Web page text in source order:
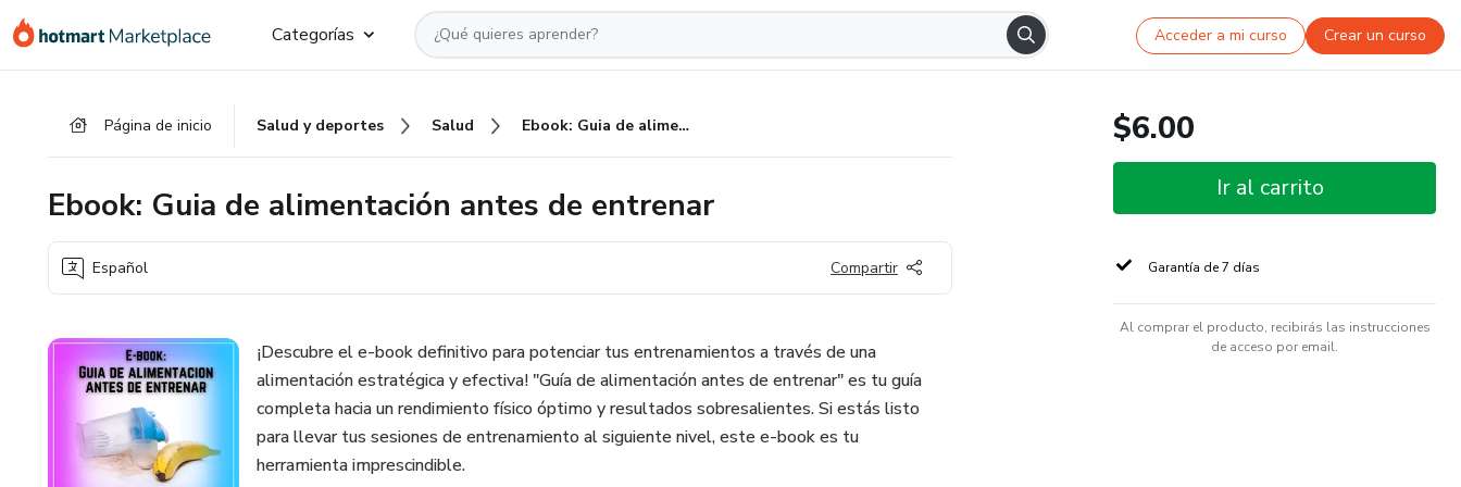
Categorías Acceder a mi curso Crear un curso
Página de inicio Salud y deportes Salud Ebook: Guia de alimentación antes de entrenar
Ebook: Guia de alimentación antes de entrenar
Español Compartir
¡Descubre el e-book definitivo para potenciar tus entrenamientos a través de una
alimentación estratégica y efectiva! "Guía de alimentación antes de entrenar" es tu guía
completa hacia un rendimiento físico óptimo y resultados sobresalientes. Si estás listo
para llevar tus sesiones de entrenamiento al siguiente nivel, este e-book es tu
herramienta imprescindible.
$6.00
Ir al carrito
Garantía de 7 días
Al comprar el producto, recibirás las instrucciones
de acceso por email.